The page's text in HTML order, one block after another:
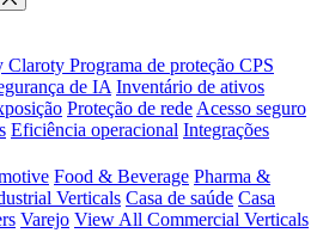
Fechar menu
Claroty Programa de proteção CPS
de IA Inventário de ativos
Proteção de rede Acesso seguro
Eficiência operacional Integrações
Food & Beverage Pharma &
Verticals Casa de saúde Casa
Varejo View All Commercial Verticals